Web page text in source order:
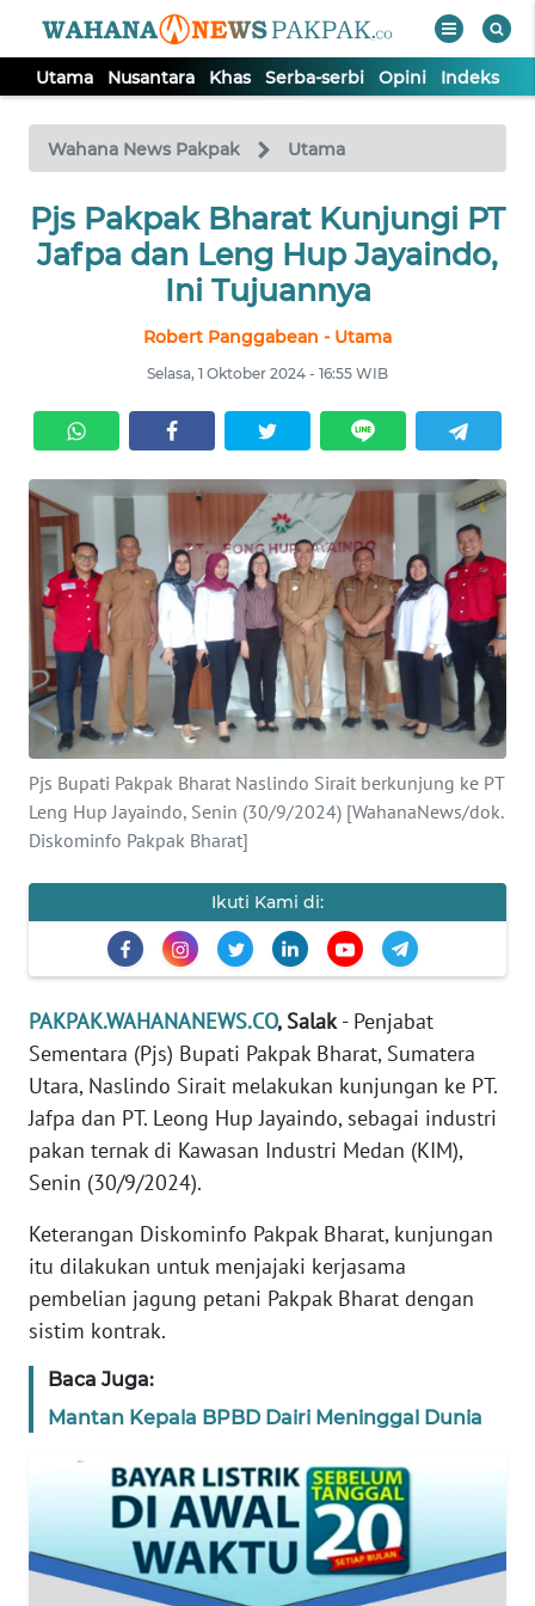
Utama Nusantara Khas Serba-serbi Opini Indeks
Wahana News Pakpak Utama
Pjs Pakpak Bharat Kunjungi PT
Jafpa dan Leng Hup Jayaindo,
Ini Tujuannya
Robert Panggabean - Utama
Selasa, 1 Oktober 2024 - 16:55 WIB
Pjs Bupati Pakpak Bharat Naslindo Sirait berkunjung ke PT
Leng Hup Jayaindo, Senin (30/9/2024) [WahanaNews/dok.
Diskominfo Pakpak Bharat]
Ikuti Kami di:
PAKPAK.WAHANANEWS.CO, Salak- Penjabat
Sementara (Pjs) Bupati Pakpak Bharat, Sumatera
Utara, Naslindo Sirait melakukan kunjungan ke PT.
Jafpa dan PT. Leong Hup Jayaindo, sebagai industri
pakan ternak di Kawasan Industri Medan (KIM),
Senin (30/9/2024).
Keterangan Diskominfo Pakpak Bharat, kunjungan
itu dilakukan untuk menjajaki kerjasama
pembelian jagung petani Pakpak Bharat dengan
sistim kontrak.
Baca Juga:
Mantan Kepala BPBD Dairi Meninggal Dunia
TV
Tutup
UTAMA
SERBA-
SERBI
OPINI
Informasi
INDEKS
BERITA
KONTAK
KAMI
IKLAN
TENTANG
PEDOMAN
SIBER
REDAKSI
KARIR
Wahana
News
Regional
WN
SUMUT
WN
JABAR